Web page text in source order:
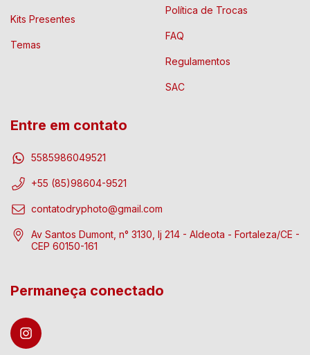
Kits Presentes
Temas
Política de Trocas
FAQ
Regulamentos
SAC
Entre em contato
5585986049521
+55 (85)98604-9521
contatodryphoto@gmail.com
Av Santos Dumont, n° 3130, lj 214 - Aldeota - Fortaleza/CE -
CEP 60150-161
Permaneça conectado